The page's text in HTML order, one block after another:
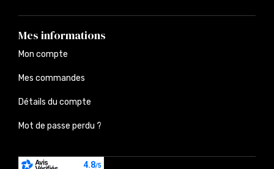
Mes informations
Mon compte
Mes commandes
Détails du compte
Mot de passe perdu ?